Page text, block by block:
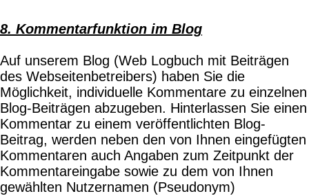
8. Kommentarfunktion im Blog
Auf unserem Blog (Web Logbuch mit Beiträgen
des Webseitenbetreibers) haben Sie die
Möglichkeit, individuelle Kommentare zu einzelnen
Blog-Beiträgen abzugeben. Hinterlassen Sie einen
Kommentar zu einem veröffentlichten Blog-
Beitrag, werden neben den von Ihnen eingefügten
Kommentaren auch Angaben zum Zeitpunkt der
Kommentareingabe sowie zu dem von Ihnen
gewählten Nutzernamen (Pseudonym)